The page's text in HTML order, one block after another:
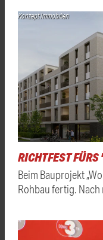
Konzept Immobilien
RICHTFEST
Beim Bauprojekt
Rohbau fertig.